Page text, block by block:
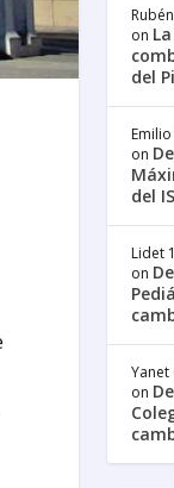
on
del
Emilio
on
del
Lidet
on
on